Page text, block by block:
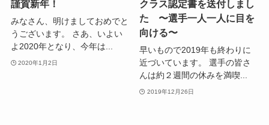
謹賀新年！
みなさん、明けましておめでと
うございます。 さあ、いよい
よ2020年となり、今年は...
2020年1月2日
クラス認定書を送付しまし
た 〜選手一人一人に目を
向ける〜
早いもので2019年も終わりに
近づいています。 選手の皆さ
んは約２週間の休みを満喫...
2019年12月26日